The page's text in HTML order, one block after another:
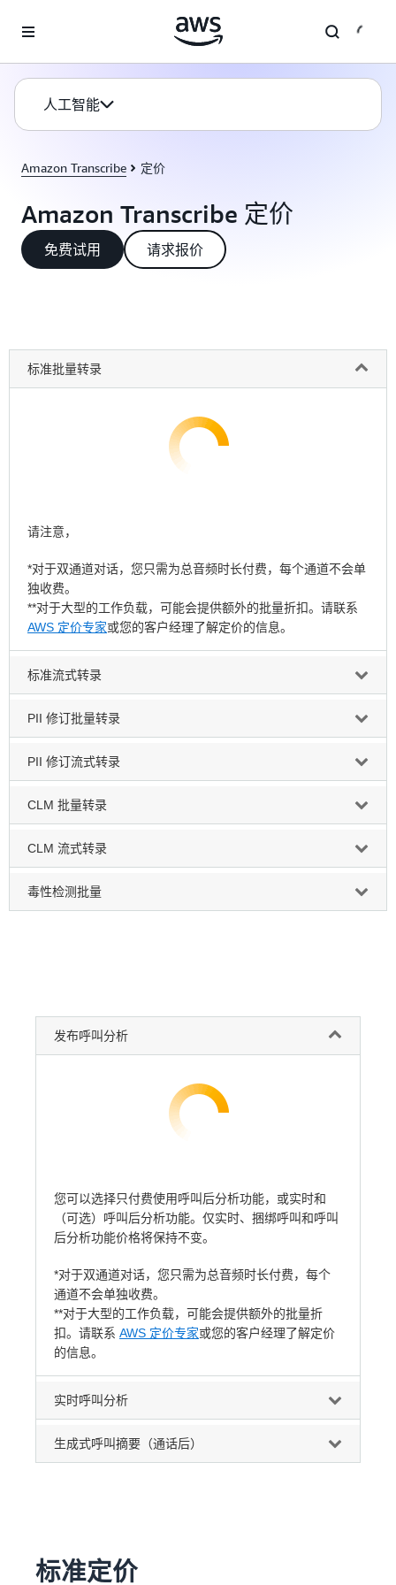
人工智能
Amazon Transcribe 定价
Amazon Transcribe 定价
免费试用 请求报价
标准批量转录
请注意，
*对于双通道对话，您只需为总音频时长付费，每个通道不会单
独收费。
**对于大型的工作负载，可能会提供额外的批量折扣。请联系
AWS 定价专家或您的客户经理了解定价的信息。
标准流式转录
PII 修订批量转录
PII 修订流式转录
CLM 批量转录
CLM 流式转录
毒性检测批量
发布呼叫分析
您可以选择只付费使用呼叫后分析功能，或实时和
（可选）呼叫后分析功能。仅实时、捆绑呼叫和呼叫
后分析功能价格将保持不变。
*对于双通道对话，您只需为总音频时长付费，每个
通道不会单独收费。
**对于大型的工作负载，可能会提供额外的批量折
扣。请联系 AWS 定价专家或您的客户经理了解定价
的信息。
实时呼叫分析
生成式呼叫摘要（通话后）
标准定价